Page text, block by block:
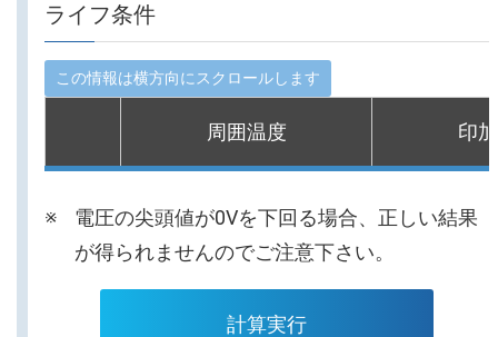
ライフ条件
周囲温度 印
電圧の尖頭値が0Vを下回る場合、正しい結果
が得られませんのでご注意下さい。
計算実行